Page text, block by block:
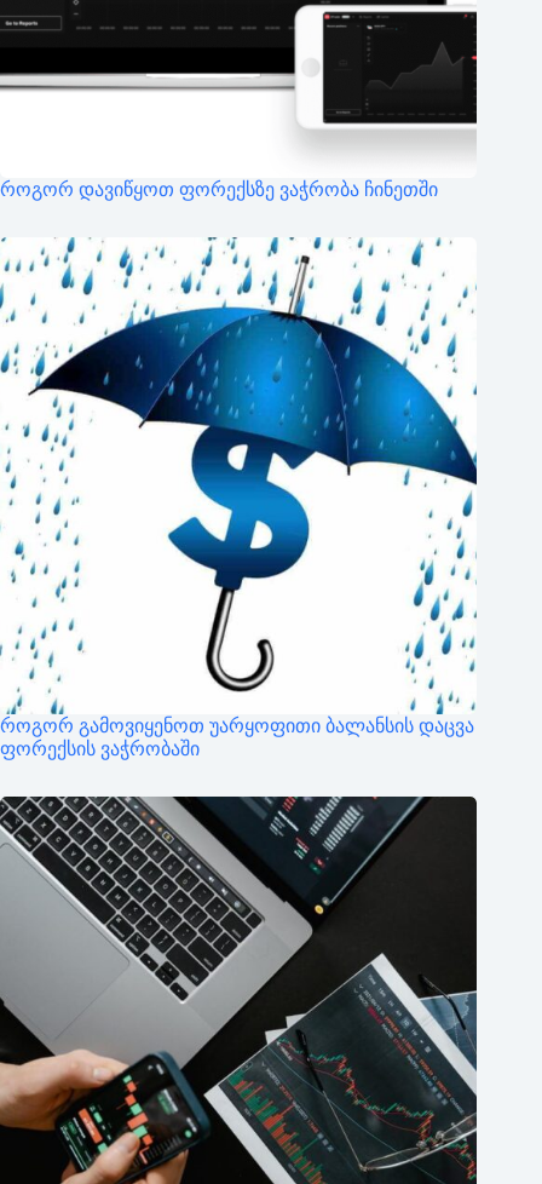
როგორ დავიწყოთ ფორექსზე ვაჭრობა ჩინეთში
როგორ გამოვიყენოთ უარყოფითი ბალანსის დაცვა
ფორექსის ვაჭრობაში